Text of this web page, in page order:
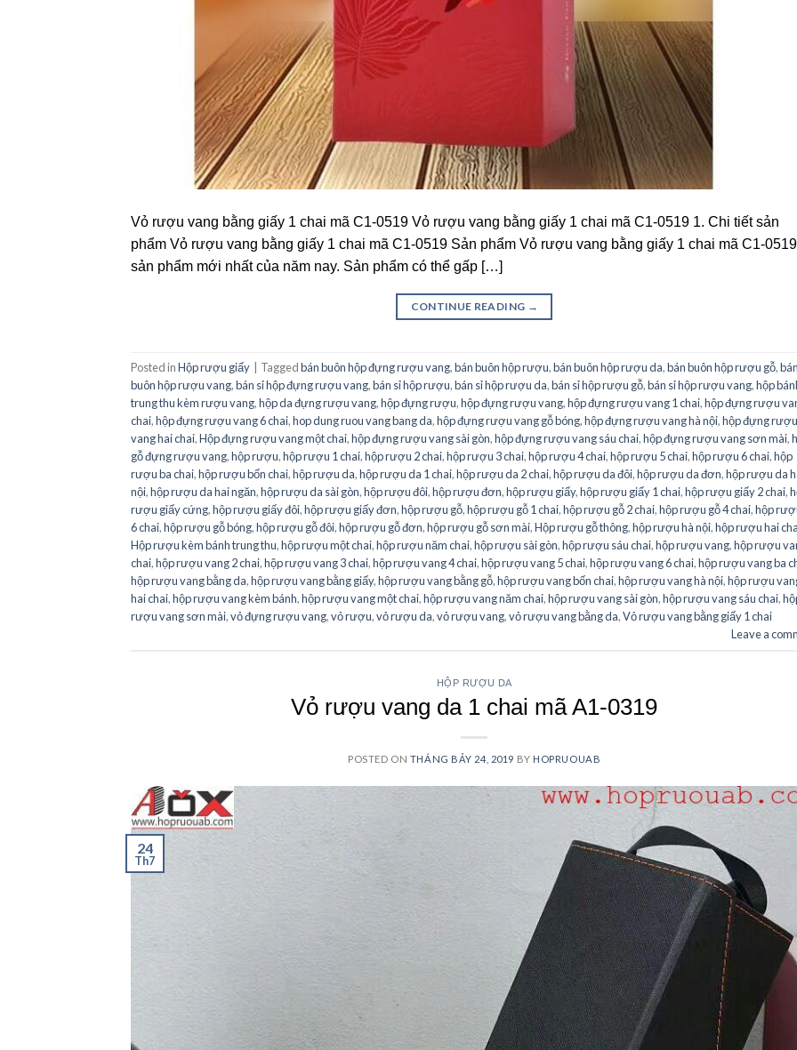
Vỏ rượu vang bằng giấy 1 chai mã C1-0519 Vỏ rượu vang bằng giấy 1 chai mã C1-0519 1. Chi tiết sản
phẩm Vỏ rượu vang bằng giấy 1 chai mã C1-0519 Sản phẩm Vỏ rượu vang bằng giấy 1 chai mã C1-
sản phẩm mới nhất của năm nay. Sản phẩm có thể gấp […]
CONTINUE READING →
Posted inHộp rượu giấy Taggedbán buôn hộp đựng rượu vang,bán buôn hộp rượu,bán buôn hộp rượu da,bán buôn hộp rượu gỗ,bán
buôn hộp rượu vang,bán sỉ hộp đựng rượu vang,bán sỉ hộp rượu,bán sỉ hộp rượu da,bán sỉ hộp rượu gỗ,bán sỉ hộp rượu vang,hộp
trung thu kèm rượu vang,hộp da đựng rượu vang,hộp đựng rượu,hộp đựng rượu vang,hộp đựng rượu vang 1 chai,hộp đựng rượu
chai,hộp đựng rượu vang 6 chai,hop dung ruou vang bang da,hộp đựng rượu vang gỗ bóng,hộp đựng rượu vang hà nội,hộp đựng rượu
vang hai chai,Hộp đựng rượu vang một chai,hộp đựng rượu vang sài gòn,hộp đựng rượu vang sáu chai,hộp đựng rượu vang sơn mài,
gỗ đựng rượu vang,hộp rượu,hộp rượu 1 chai,hộp rượu 2 chai,hộp rượu 3 chai,hộp rượu 4 chai,hộp rượu 5 chai,hộp rượu 6 chai,hộp
rượu ba chai,hộp rượu bốn chai,hộp rượu da,hộp rượu da 1 chai,hộp rượu da 2 chai,hộp rượu da đôi,hộp rượu da đơn,hộp rượu da
nội,hộp rượu da hai ngăn,hộp rượu da sài gòn,hộp rượu đôi,hộp rượu đơn,hộp rượu giấy,hộp rượu giấy 1 chai,hộp rượu giấy 2 chai,
rượu giấy cứng,hộp rượu giấy đôi,hộp rượu giấy đơn,hộp rượu gỗ,hộp rượu gỗ 1 chai,hộp rượu gỗ 2 chai,hộp rượu gỗ 4 chai,hộp
6 chai,hộp rượu gỗ bóng,hộp rượu gỗ đôi,hộp rượu gỗ đơn,hộp rượu gỗ sơn mài,Hộp rượu gỗ thông,hộp rượu hà nội,hộp rượu hai
Hộp rượu kèm bánh trung thu,hộp rượu một chai,hộp rượu năm chai,hộp rượu sài gòn,hộp rượu sáu chai,hộp rượu vang,hộp rượu
chai,hộp rượu vang 2 chai,hộp rượu vang 3 chai,hộp rượu vang 4 chai,hộp rượu vang 5 chai,hộp rượu vang 6 chai,hộp rượu vang ba
hộp rượu vang bằng da,hộp rượu vang bằng giấy,hộp rượu vang bằng gỗ,hộp rượu vang bốn chai,hộp rượu vang hà nội,hộp rượu
hai chai,hộp rượu vang kèm bánh,hộp rượu vang một chai,hộp rượu vang năm chai,hộp rượu vang sài gòn,hộp rượu vang sáu chai,
rượu vang sơn mài,vỏ đựng rượu vang,vỏ rượu,vỏ rượu da,vỏ rượu vang,vỏ rượu vang bằng da,Vỏ rượu vang bằng giấy 1 chai
Leave a
HỘP RƯỢU DA
Vỏ rượu vang da 1 chai mã A1-0319
POSTED ON THÁNG BẢY 24, 2019 BY HOPRUOUAB
24
Th7